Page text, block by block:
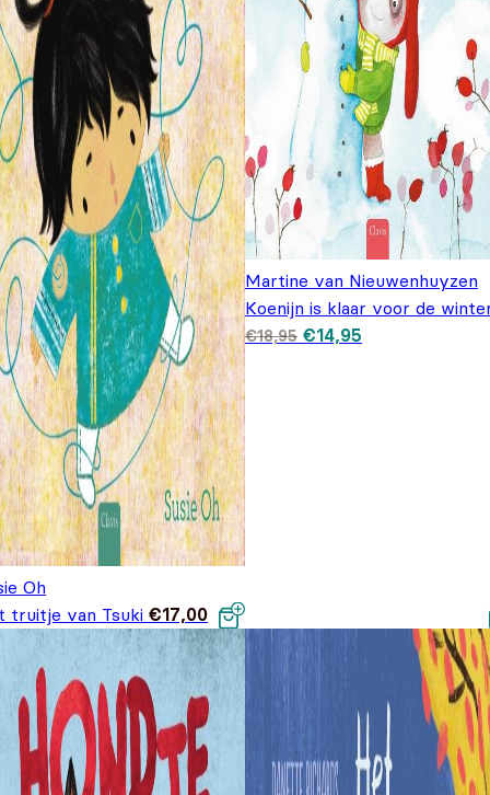
Oh
truitje van Tsuki €17,00
Martine van Nieuwenhuyzen
Koenijn is klaar voor de
€18,95 Oorspronkelijke prijs
was: €18,95.
€14,95
€14,95.